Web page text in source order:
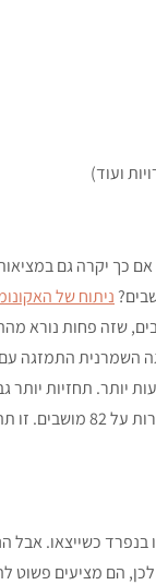
ועוד)
מדבר על 23% בקול הפופולרי.
ניתוח של
מושבים, שזה לא רע למפלגת
כשייצאו. אבל
הם מציעים